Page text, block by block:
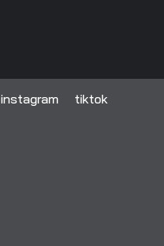
instagram tiktok